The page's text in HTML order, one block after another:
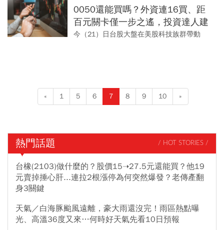
而統一全球新科技基金無...
0050還能買嗎？外資連16買、距
百元關卡僅一步之遙，投資達人建
議這樣操作
今（21）日台股大盤在美股科技族群帶動
« 1 5 6 7 8 9 10 »
熱門話題 / HOT STORIES /
台橡(2103)做什麼的？股價15➝27.5元還能買？他19
元賣掉捶心肝...連拉2根漲停為何突然爆發？老傳產翻
身3關鍵
天氣／白海豚颱風遠離，豪大雨還沒完！雨區熱點曝
光、高溫36度又來…何時好天氣先看10日預報